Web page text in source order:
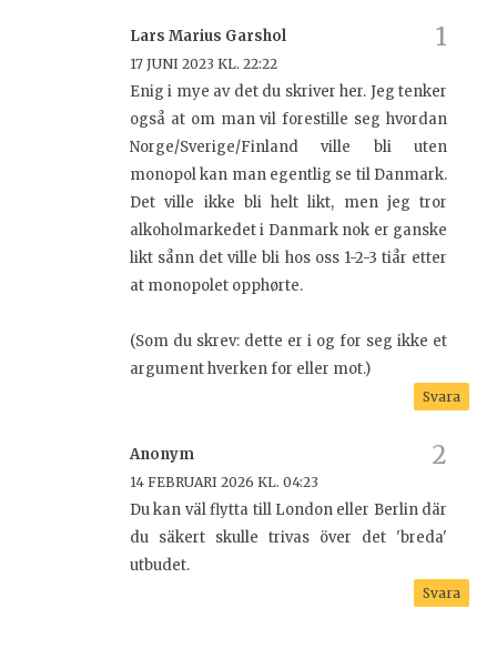
Lars Marius Garshol
17 JUNI 2023 KL. 22:22
Enig i mye av det du skriver her. Jeg tenker
også at om man vil forestille seg hvordan
Norge/Sverige/Finland ville bli uten
monopol kan man egentlig se til Danmark.
Det ville ikke bli helt likt, men jeg tror
alkoholmarkedet i Danmark nok er ganske
likt sånn det ville bli hos oss 1-2-3 tiår etter
at monopolet opphørte.
(Som du skrev: dette er i og for seg ikke et
argument hverken for eller mot.)
Svara
Anonym
14 FEBRUARI 2026 KL. 04:23
Du kan väl flytta till London eller Berlin där
du säkert skulle trivas över det 'breda'
utbudet.
Svara